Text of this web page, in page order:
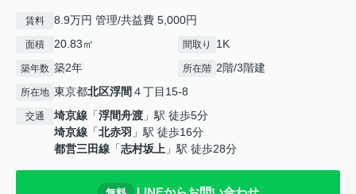
賃料 8.9万円 管理/共益費 5,000円
面積 20.83㎡ 間取り 1K
築年数 築2年 所在階 2階/3階建
所在地 東京都北区浮間 ４丁目15-8
交通 埼京線 「浮間舟渡 」駅 徒歩5分
埼京線 「北赤羽 」駅 徒歩16分
都営三田線 「志村坂上 」駅 徒歩28分